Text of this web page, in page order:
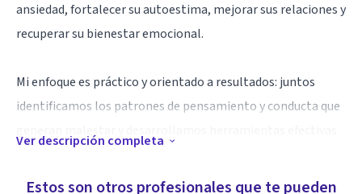
ansiedad, fortalecer su autoestima, mejorar sus relaciones y
recuperar su bienestar emocional.
Mi enfoque es práctico y orientado a resultados: juntos
identificamos los patrones de pensamiento y conducta que
emocionales y los desafíos cotidianos.
Ver descripción completa
Estos son otros profesionales que te pueden